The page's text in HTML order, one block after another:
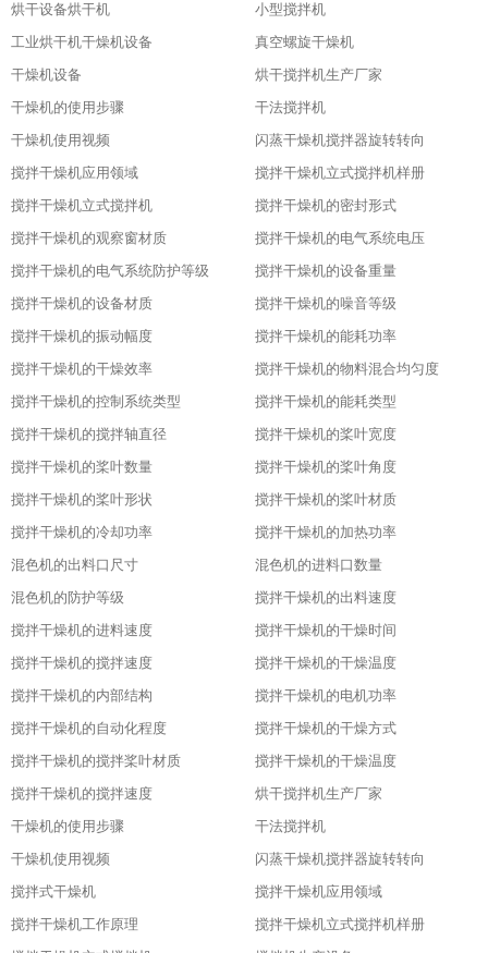
烘干设备烘干机
小型搅拌机
工业烘干机干燥机设备
真空螺旋干燥机
干燥机设备
烘干搅拌机生产厂家
干燥机的使用步骤
干法搅拌机
干燥机使用视频
闪蒸干燥机搅拌器旋转转向
搅拌干燥机应用领域
搅拌干燥机立式搅拌机样册
搅拌干燥机立式搅拌机
搅拌干燥机的密封形式
搅拌干燥机的观察窗材质
搅拌干燥机的电气系统电压
搅拌干燥机的电气系统防护等级
搅拌干燥机的设备重量
搅拌干燥机的设备材质
搅拌干燥机的噪音等级
搅拌干燥机的振动幅度
搅拌干燥机的能耗功率
搅拌干燥机的干燥效率
搅拌干燥机的物料混合均匀度
搅拌干燥机的控制系统类型
搅拌干燥机的能耗类型
搅拌干燥机的搅拌轴直径
搅拌干燥机的桨叶宽度
搅拌干燥机的桨叶数量
搅拌干燥机的桨叶角度
搅拌干燥机的桨叶形状
搅拌干燥机的桨叶材质
搅拌干燥机的冷却功率
搅拌干燥机的加热功率
混色机的出料口尺寸
混色机的进料口数量
混色机的防护等级
搅拌干燥机的出料速度
搅拌干燥机的进料速度
搅拌干燥机的干燥时间
搅拌干燥机的搅拌速度
搅拌干燥机的干燥温度
搅拌干燥机的内部结构
搅拌干燥机的电机功率
搅拌干燥机的自动化程度
搅拌干燥机的干燥方式
搅拌干燥机的搅拌桨叶材质
搅拌干燥机的干燥温度
搅拌干燥机的搅拌速度
烘干搅拌机生产厂家
干燥机的使用步骤
干法搅拌机
干燥机使用视频
闪蒸干燥机搅拌器旋转转向
搅拌式干燥机
搅拌干燥机应用领域
搅拌干燥机工作原理
搅拌干燥机立式搅拌机样册